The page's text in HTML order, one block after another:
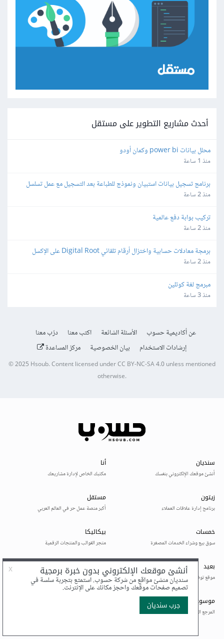
أحدث مشاريع التطوير على مستقل
محلل بيانات power bi وكمان أودو
منذ 1 ساعة
برنامج تسجيل بيانات استبيان ونموذج للطباعة بعد التسجيل مع عمل تسلسل
منذ 2 ساعة
تركيب بوابة دفع عالمية
منذ 2 ساعة
برمجة معادلات حسابية واختزال أرقام تلقائي Digital Root على الإكسل
منذ 2 ساعة
مبرمج لغة كوتلين
منذ 3 ساعة
عن أكاديمية حسوب الأسئلة الشائعة اكتب معنا
درّب معنا
إرشادات الاستخدام
بيان الخصوصية مركز المساعدة
© 2025 Hsoub.Content licensed underCC BY-NC-SA 4.0unless mentioned
otherwise.